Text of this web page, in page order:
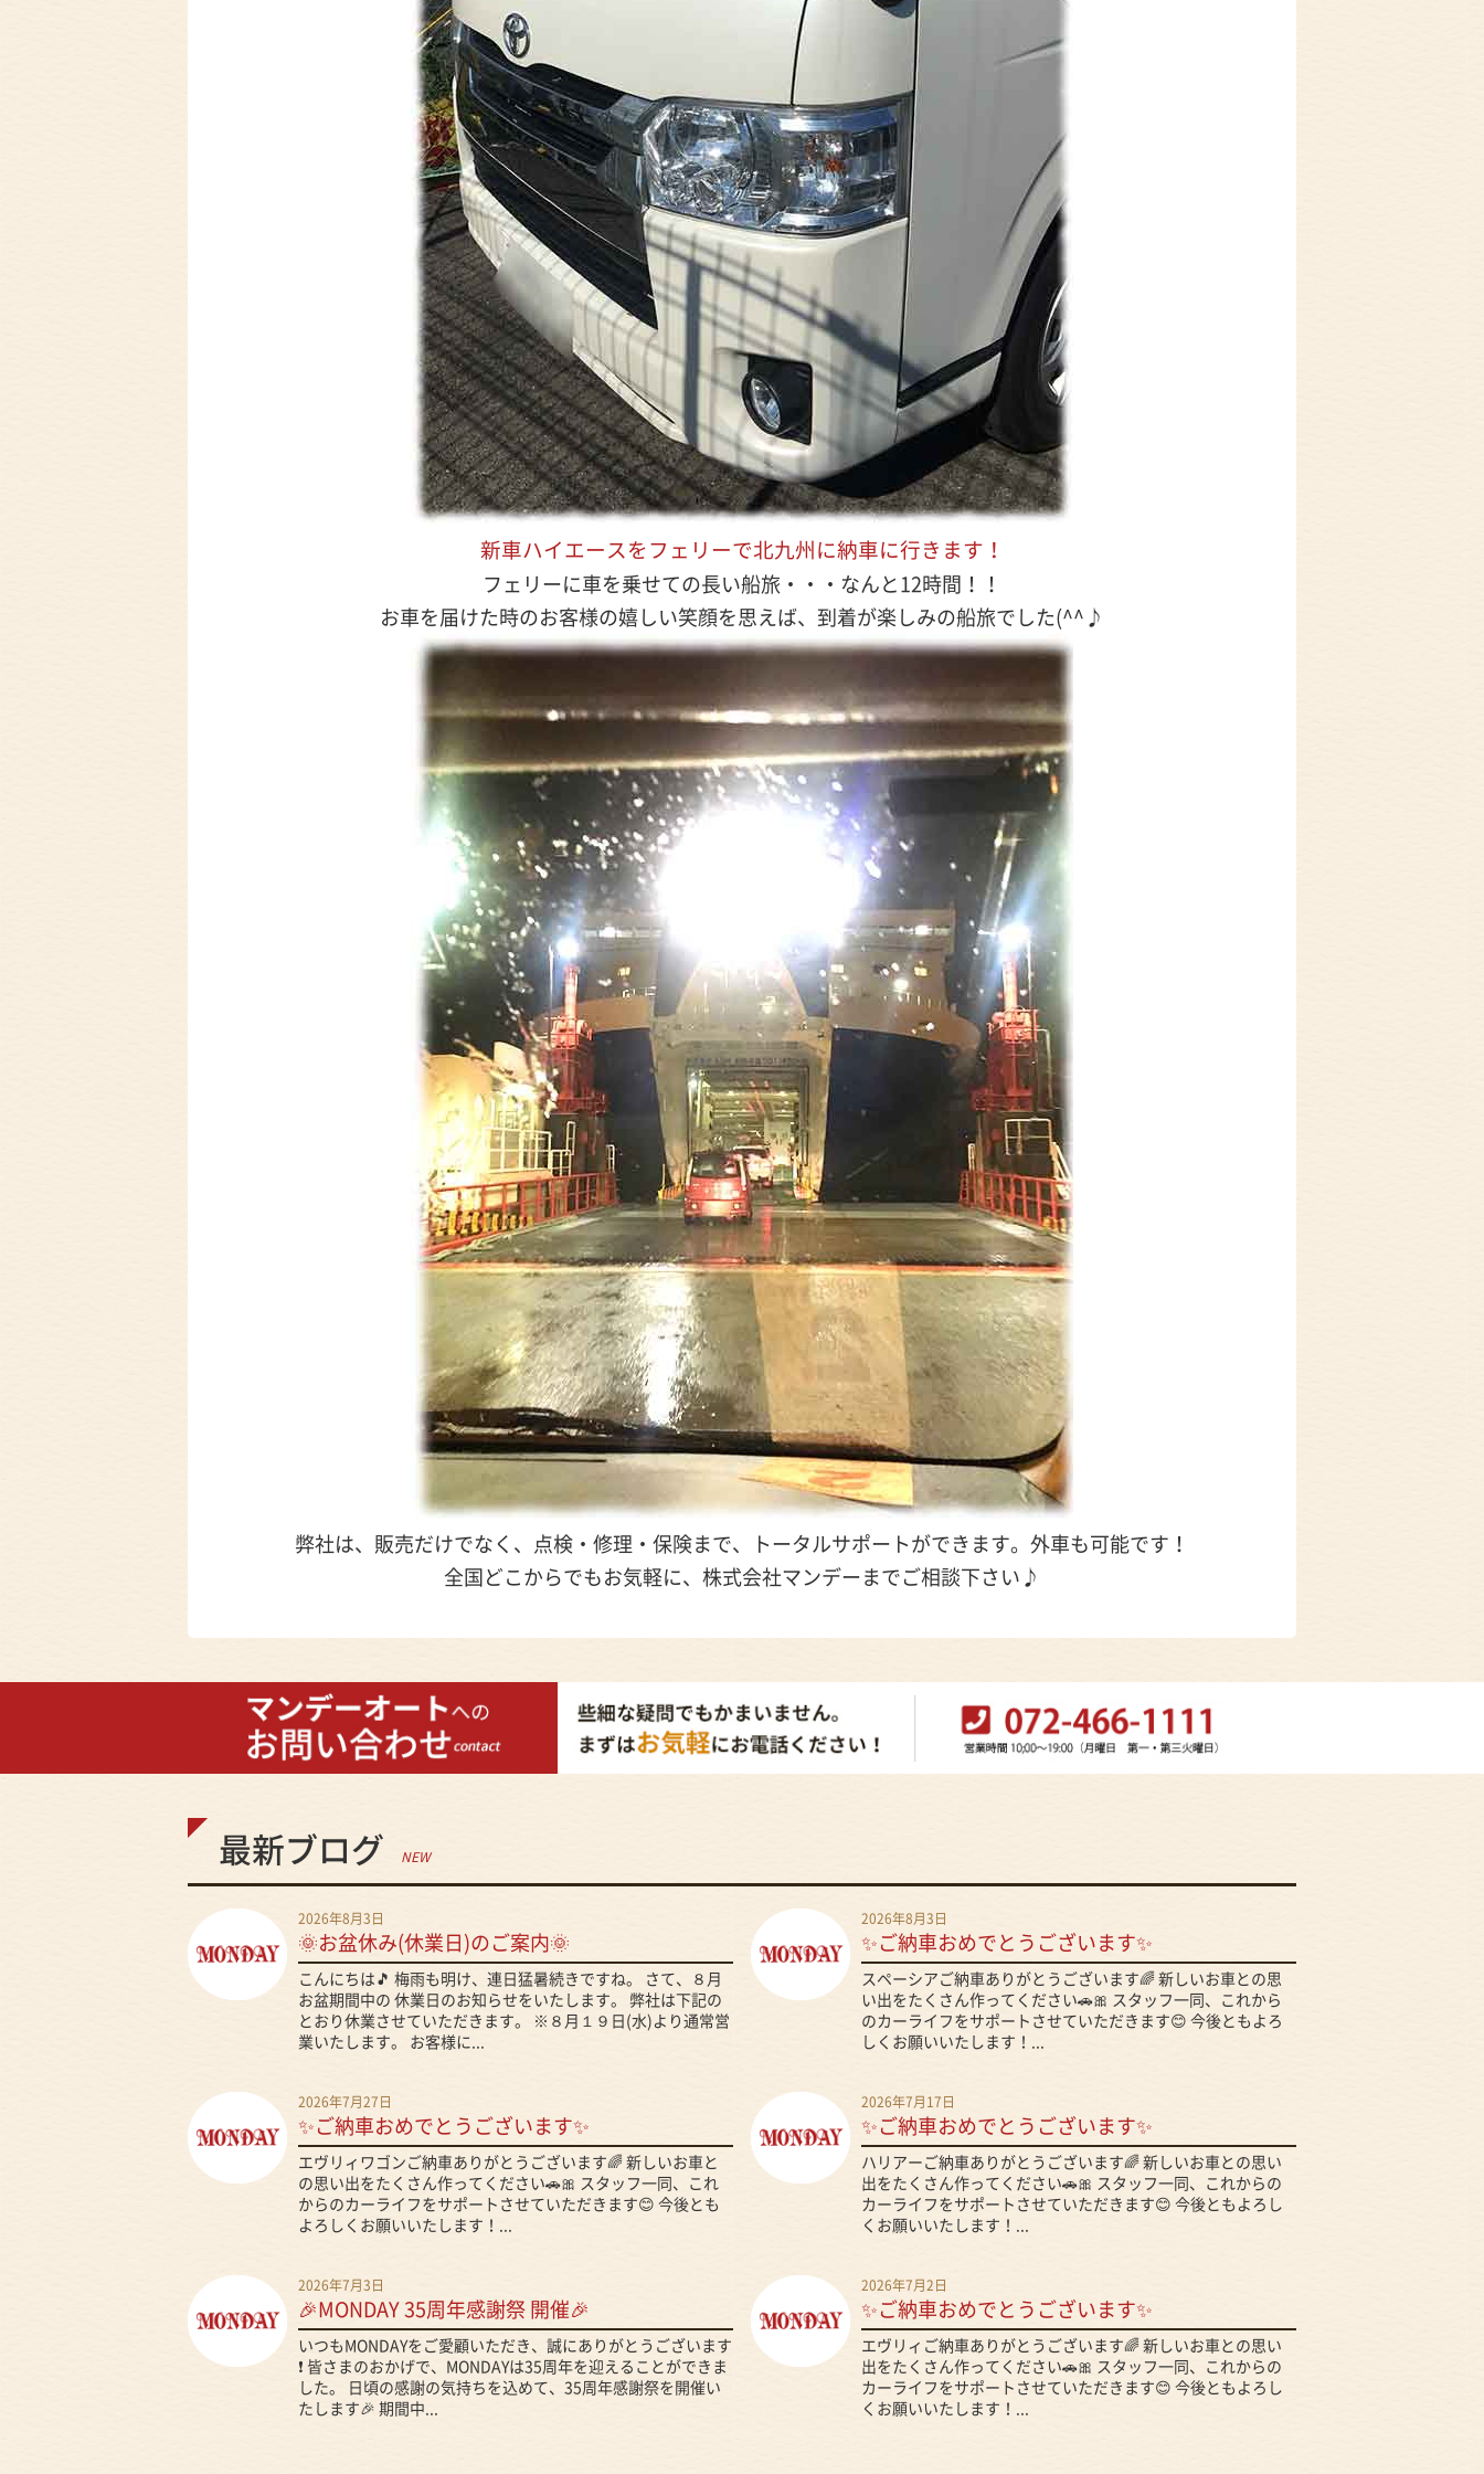
新車ハイエースをフェリーで北九州に納車に行きます！
フェリーに車を乗せての長い船旅・・・なんと12時間！！
お車を届けた時のお客様の嬉しい笑顔を思えば、到着が楽しみの船旅でした(^^♪
弊社は、販売だけでなく、点検・修理・保険まで、トータルサポートができます。外車も可能です！
全国どこからでもお気軽に、株式会社マンデーまでご相談下さい♪
最新ブログ NEW
2026年8月3日
🌞お盆休み(休業日)のご案内🌞
こんにちは🎵 梅雨も明け、連日猛暑続きですね。 さて、８月
お盆期間中の 休業日のお知らせをいたします。 弊社は下記の
とおり休業させていただきます。 ※８月１９日(水)より通常営
業いたします。 お客様に...
2026年8月3日
✨ご納車おめでとうございます✨
スペーシアご納車ありがとうございます🌈 新しいお車との思
い出をたくさん作ってください🚗🎀 スタッフ一同、これから
のカーライフをサポートさせていただきます😊 今後ともよろ
しくお願いいたします！...
2026年7月27日
✨ご納車おめでとうございます✨
エヴリィワゴンご納車ありがとうございます🌈 新しいお車と
の思い出をたくさん作ってください🚗🎀 スタッフ一同、これ
からのカーライフをサポートさせていただきます😊 今後とも
よろしくお願いいたします！...
2026年7月17日
✨ご納車おめでとうございます✨
ハリアーご納車ありがとうございます🌈 新しいお車との思い
出をたくさん作ってください🚗🎀 スタッフ一同、これからの
カーライフをサポートさせていただきます😊 今後ともよろし
くお願いいたします！...
2026年7月3日
🎉MONDAY 35周年感謝祭 開催🎉
いつもMONDAYをご愛顧いただき、誠にありがとうございます
❗ 皆さまのおかげで、MONDAYは35周年を迎えることができま
した。 日頃の感謝の気持ちを込めて、35周年感謝祭を開催い
たします🎉 期間中...
2026年7月2日
✨ご納車おめでとうございます✨
エヴリィご納車ありがとうございます🌈 新しいお車との思い
出をたくさん作ってください🚗🎀 スタッフ一同、これからの
カーライフをサポートさせていただきます😊 今後ともよろし
くお願いいたします！...